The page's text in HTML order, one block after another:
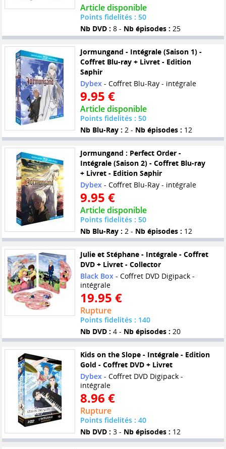
Article disponible
Points fidelités : 50
Nb DVD : 8 - Nb épisodes : 25
Jormungand - Intégrale (Saison 1) -
Coffret Blu-ray + Livret - Edition
Saphir
Dybex- Coffret Blu-Ray - intégrale
9.95 €
Article disponible
Points fidelités : 50
Nb Blu-Ray : 2 - Nb épisodes : 12
Jormungand : Perfect Order -
Intégrale (Saison 2) - Coffret Blu-ray
+ Livret - Edition Saphir
Dybex- Coffret Blu-Ray - intégrale
9.95 €
Article disponible
Points fidelités : 50
Nb Blu-Ray : 2 - Nb épisodes : 12
Julie et Stéphane - Intégrale - Coffret
DVD + Livret - Collector
Black Box- Coffret DVD Digipack -
intégrale
19.95 €
Rupture
Points fidelités : 140
Nb DVD : 4 - Nb épisodes : 20
Kids on the Slope - Intégrale - Edition
Gold - Coffret DVD + Livret
Dybex- Coffret DVD Digipack -
intégrale
8.96 €
Rupture
Points fidelités : 40
Nb DVD : 3 - Nb épisodes : 12